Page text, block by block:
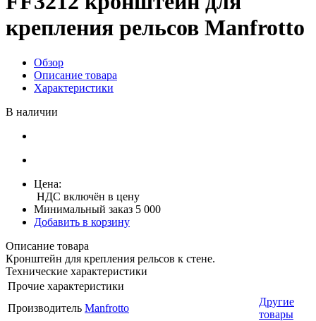
крепления рельсов Manfrotto
Обзор
Описание товара
Характеристики
В наличии
Цена:
НДС включён в цену
Минимальный заказ 5 000
Добавить в корзину
Описание товара
Кронштейн для крепления рельсов к стене.
Технические характеристики
Прочие характеристики
Производитель Manfrotto
Другие
товары